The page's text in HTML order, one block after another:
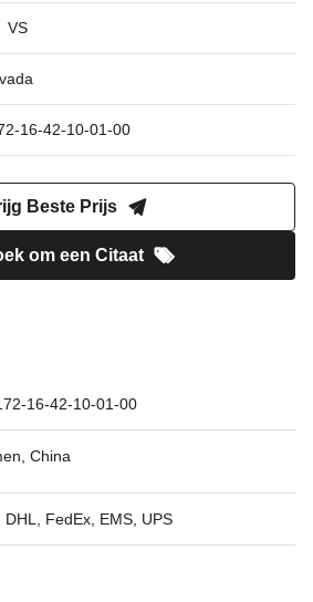
VS
16-42-10-01-00
Beste Prijs
om een Citaat
16-42-10-01-00
China
DHL, FedEx, EMS, UPS